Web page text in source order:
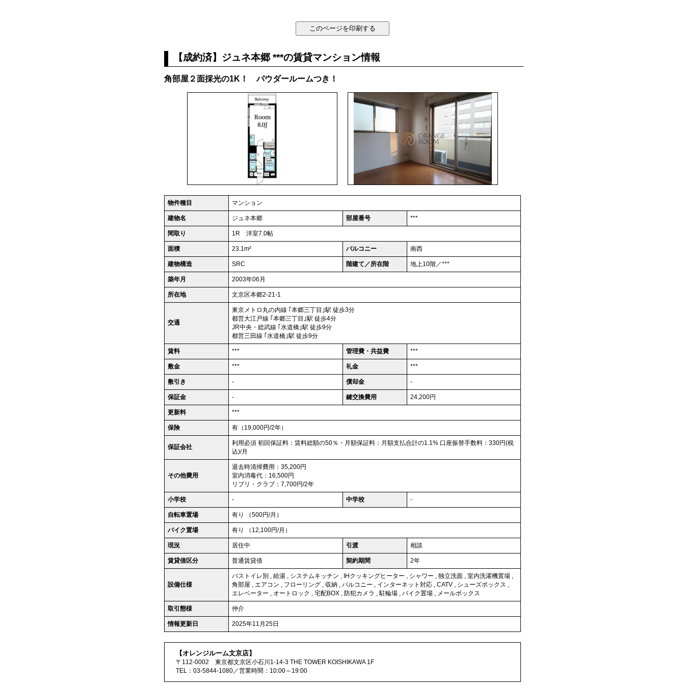
【成約済】ジュネ本郷 ***の賃貸マンション情報
角部屋２面採光の1K！ パウダールームつき！
物件種目 マンション
建物名 ジュネ本郷 部屋番号 ***
間取り 1R 洋室7.0帖
面積 23.1m² バルコニー 南西
建物構造 SRC 階建て／所在階 地上10階／***
築年月 2003年06月
所在地 文京区本郷2-21-1
交通
東京メトロ丸の内線 ｢本郷三丁目｣駅 徒歩3分
都営大江戸線 ｢本郷三丁目｣駅 徒歩4分
JR中央・総武線 ｢水道橋｣駅 徒歩9分
都営三田線 ｢水道橋｣駅 徒歩9分
賃料 *** 管理費・共益費 ***
敷金 *** 礼金 ***
敷引き - 償却金 -
保証金 - 鍵交換費用 24,200円
更新料 ***
保険 有（19,000円/2年）
保証会社
利用必須 初回保証料：賃料総額の50％・月額保証料：月額支払合計の1.1% 口座振替手数料：330円(税
込)/月
その他費用
退去時清掃費用：35,200円
室内消毒代：16,500円
リブリ・クラブ：7,700円/2年
小学校 - 中学校 -
自転車置場 有り （500円/月）
バイク置場 有り （12,100円/月）
現況 居住中 引渡 相談
賃貸借区分 普通賃貸借 契約期間 2年
設備仕様
バストイレ別 給湯 システムキッチン IHクッキングヒーター シャワー 独立洗面 室内洗濯機置場
角部屋
エアコン フローリング 収納 バルコニー インターネット対応 CATV シューズボックス
エレベーター
オートロック 宅配BOX 防犯カメラ 駐輪場 バイク置場 メールボックス
取引態様 仲介
情報更新日 2025年11月25日
【オレンジルーム文京店】
〒112-0002 東京都文京区小石川1-14-3 THE TOWER KOISHIKAWA 1F
TEL：03-5844-1080／営業時間：10:00～19:00